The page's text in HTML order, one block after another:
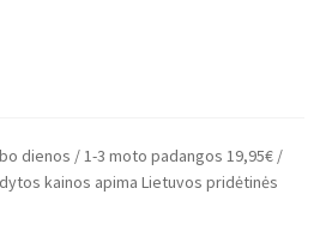
dienos / 1-3 moto padangos 19,95€ /
kainos apima Lietuvos pridėtinės